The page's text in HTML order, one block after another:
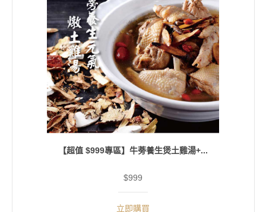
【超值 $999專區】牛蒡養生煲土雞湯+...
$999
立即購買